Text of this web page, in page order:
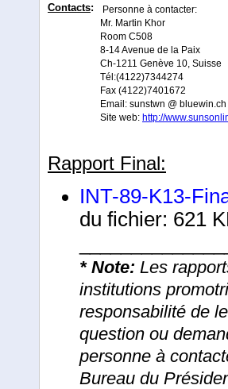
Contacts:
Personne à contacter:
Mr. Martin Khor
Room C508
8-14 Avenue de la Paix
Ch-1211 Genève 10, Suisse
Tél:(4122)7344274
Fax (4122)7401672
Email: sunstwn @ bluewin.ch
Site web: http://
Rapport Final:
INT-89-K13-
du fichier: 621
* Note: Les
institutions
responsabilité de
question ou
personne à
Bureau du